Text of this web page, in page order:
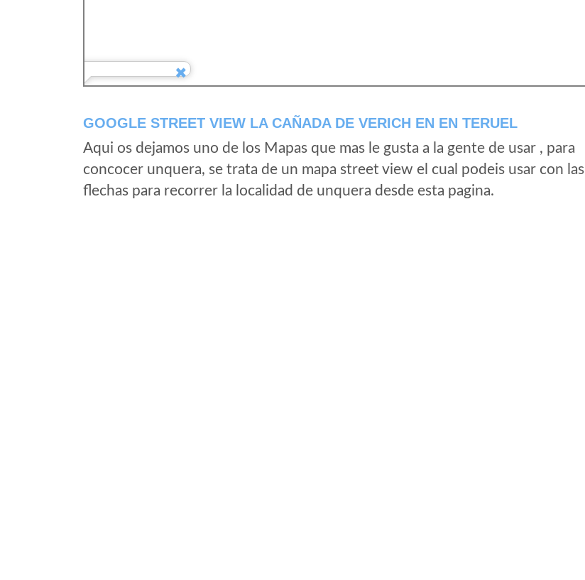
GOOGLE STREET VIEW LA CAÑADA DE VERICH EN EN TERUEL
Aqui os dejamos uno de los Mapas que mas le gusta a la gente de usar , para
concocer unquera, se trata de un mapa street view el cual podeis usar con las
flechas para recorrer la localidad de unquera desde esta pagina.